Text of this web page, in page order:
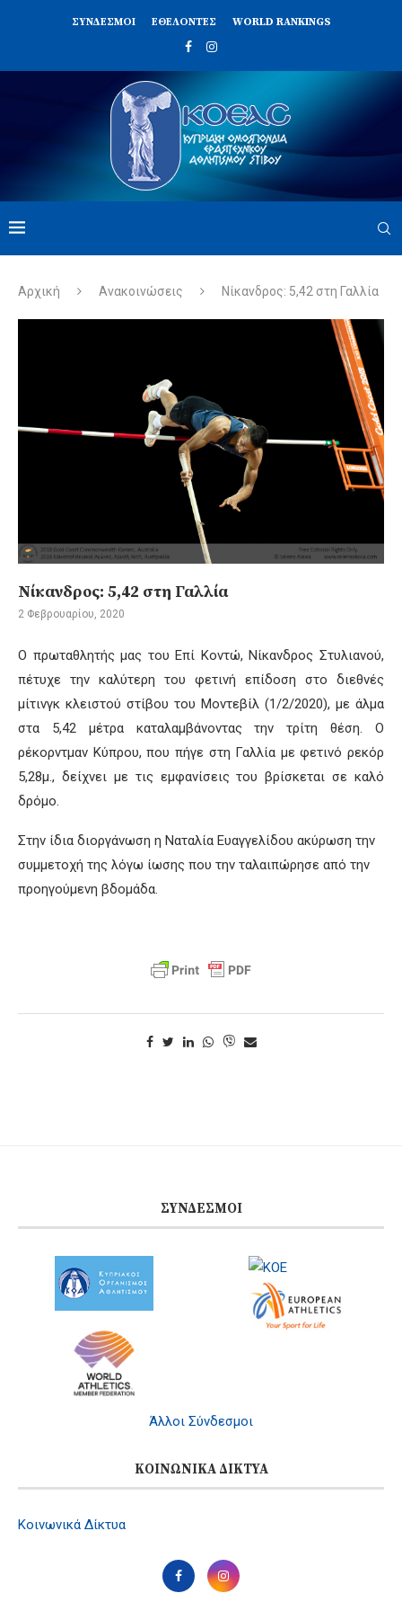
ΣΥΝΔΈΣΜΟΙ ΕΘΕΛΟΝΤΈΣ WORLD RANKINGS
Αρχική Ανακοινώσεις Νίκανδρος: 5,42 στη Γαλλία
Νίκανδρος: 5,42 στη Γαλλία
2 Φεβρουαρίου, 2020
Ο πρωταθλητής μας του Επί Κοντώ, Νίκανδρος Στυλιανού,
πέτυχε την καλύτερη του φετινή επίδοση στο διεθνές
μίτινγκ κλειστού στίβου του Μοντεβίλ (1/2/2020), με άλμα
στα 5,42 μέτρα καταλαμβάνοντας την τρίτη θέση. Ο
ρέκορντμαν Κύπρου, που πήγε στη Γαλλία με φετινό ρεκόρ
5,28μ., δείχνει με τις εμφανίσεις του βρίσκεται σε καλό
δρόμο.
Στην ίδια διοργάνωση η Ναταλία Ευαγγελίδου ακύρωση την
συμμετοχή της λόγω ίωσης που την ταλαιπώρησε από την
προηγούμενη βδομάδα.
ΣΎΝΔΕΣΜΟΙ
Άλλοι Σύνδεσμοι
ΚΟΙΝΩΝΙΚΆ ΔΊΚΤΥΑ
Κοινωνικά Δίκτυα